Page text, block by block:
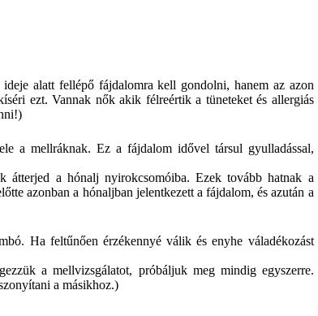
alatt fellépő fájdalomra kell gondolni, hanem az azon
ezt. Vannak nők akik félreértik a tüneteket és allergiás
a mellráknak. Ez a fájdalom idővel társul gyulladással,
átterjed a hónalj nyirokcsomóiba. Ezek tovább hatnak a
azonban a hónaljban jelentkezett a fájdalom, és azután a
Ha feltűnően érzékennyé válik és enyhe váladékozást
a mellvizsgálatot, próbáljuk meg mindig egyszerre.
a másikhoz.)